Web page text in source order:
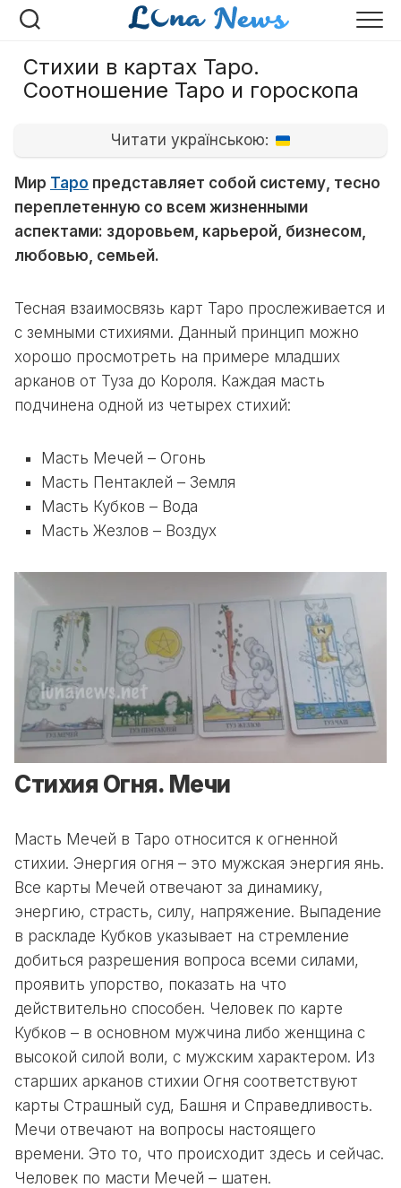
Перейти
Стихии в картах Таро.
Соотношение Таро и гороскопа
Читати українською:
Мир Таро представляет собой систему, тесно
переплетенную со всем жизненными
аспектами: здоровьем, карьерой, бизнесом,
любовью, семьей.
Тесная взаимосвязь карт Таро прослеживается и
с земными стихиями. Данный принцип можно
хорошо просмотреть на примере младших
арканов от Туза до Короля. Каждая масть
подчинена одной из четырех стихий:
Масть Мечей – Огонь
Масть Пентаклей – Земля
Масть Кубков – Вода
Масть Жезлов – Воздух
Стихия Огня. Мечи
Масть Мечей в Таро относится к огненной
стихии. Энергия огня – это мужская энергия янь.
Все карты Мечей отвечают за динамику,
энергию, страсть, силу, напряжение. Выпадение
в раскладе Кубков указывает на стремление
добиться разрешения вопроса всеми силами,
проявить упорство, показать на что
действительно способен. Человек по карте
Кубков – в основном мужчина либо женщина с
высокой силой воли, с мужским характером. Из
старших арканов стихии Огня соответствуют
карты Страшный суд, Башня и Справедливость.
Мечи отвечают на вопросы настоящего
времени. Это то, что происходит здесь и сейчас.
Человек по масти Мечей – шатен.